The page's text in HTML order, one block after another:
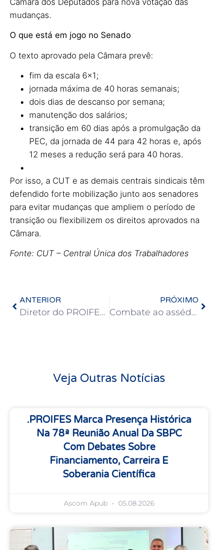
mudanças.
O que está em jogo no Senado
O texto aprovado pela Câmara prevê:
fim da escala 6×1;
jornada máxima de 40 horas semanais;
dois dias de descanso por semana;
manutenção dos salários;
transição em 60 dias após a promulgação da
PEC, da jornada de 44 para 42 horas e, após
12 meses a redução será para 40 horas.
Por isso, a CUT e as demais centrais sindicais têm
defendido forte mobilização junto aos senadores
para evitar mudanças que ampliem o período de
transição ou flexibilizem os direitos aprovados na
Câmara.
Fonte: CUT – Central Única dos Trabalhadores
ANTERIOR
Diretor do PROIFES analisa a aprovação do novo piso do magistério
PRÓXIMO
Combate ao assédio é tema de Seminário em FFCH
Veja Outras Notícias
.PROIFES Marca Presença Histórica
Na 78ª Reunião Anual Da SBPC
Com Debates Sobre
Financiamento, Carreira E
Soberania Científica
Ascom Apub 05.08.2026